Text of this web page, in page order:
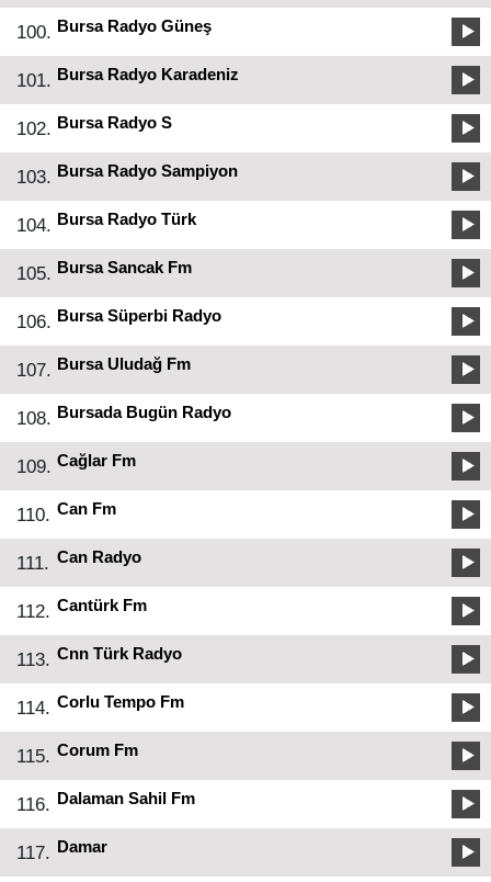
100. Bursa Radyo Güneş
101. Bursa Radyo Karadeniz
102. Bursa Radyo S
103. Bursa Radyo Sampiyon
104. Bursa Radyo Türk
105. Bursa Sancak Fm
106. Bursa Süperbi Radyo
107. Bursa Uludağ Fm
108. Bursada Bugün Radyo
109. Cağlar Fm
110. Can Fm
111. Can Radyo
112. Cantürk Fm
113. Cnn Türk Radyo
114. Corlu Tempo Fm
115. Corum Fm
116. Dalaman Sahil Fm
117. Damar